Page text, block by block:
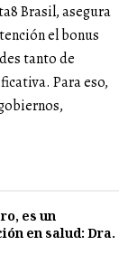
Brasil, asegura
el bonus
tanto de
Para eso,
es un
en salud: Dra.